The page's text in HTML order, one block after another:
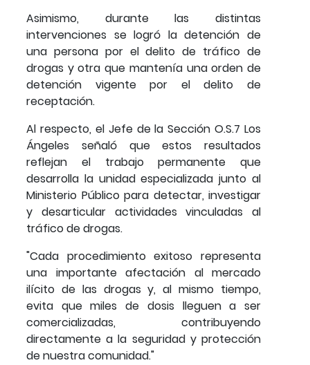
Asimismo, durante las distintas
intervenciones se logró la detención de
una persona por el delito de tráfico de
drogas y otra que mantenía una orden de
detención vigente por el delito de
receptación.
Al respecto, el Jefe de la Sección O.S.7 Los
Ángeles señaló que estos resultados
reflejan el trabajo permanente que
desarrolla la unidad especializada junto al
Ministerio Público para detectar, investigar
y desarticular actividades vinculadas al
tráfico de drogas.
"Cada procedimiento exitoso representa
una importante afectación al mercado
ilícito de las drogas y, al mismo tiempo,
evita que miles de dosis lleguen a ser
comercializadas, contribuyendo
directamente a la seguridad y protección
de nuestra comunidad."